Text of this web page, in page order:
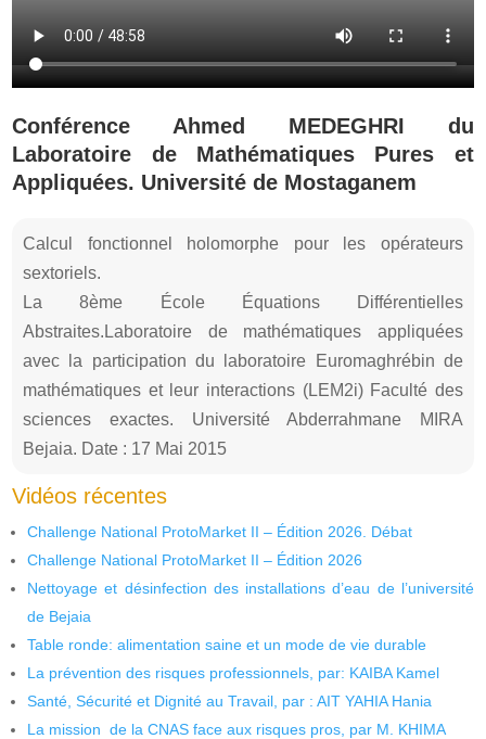
Conférence Ahmed MEDEGHRI du
Laboratoire de Mathématiques Pures et
Appliquées. Université de Mostaganem
Calcul fonctionnel holomorphe pour les opérateurs
sextoriels.
La 8ème École Équations Différentielles
Abstraites.Laboratoire de mathématiques appliquées
avec la participation du laboratoire Euromaghrébin de
mathématiques et leur interactions (LEM2i) Faculté des
sciences exactes. Université Abderrahmane MIRA
Bejaia. Date : 17 Mai 2015
Vidéos récentes
Challenge National ProtoMarket II – Édition 2026. Débat
Challenge National ProtoMarket II – Édition 2026
Nettoyage et désinfection des installations d’eau de l’université
de Bejaia
Table ronde: alimentation saine et un mode de vie durable
La prévention des risques professionnels, par: KAIBA Kamel
Santé, Sécurité et Dignité au Travail, par : AIT YAHIA Hania
La mission de la CNAS face aux risques pros, par M. KHIMA